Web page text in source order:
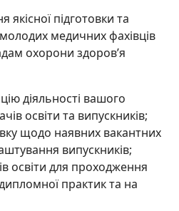
підготовки та
молодих медичних фахівців
охорони здоров’я
діяльності вашого
освіти та випускників;
щодо наявних вакантних
випускників;
освіти для проходження
практик та на